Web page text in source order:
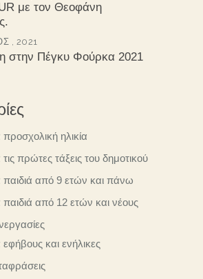
με τον Θεοφάνη
, 2021
στην Πέγκυ Φούρκα 2021
προσχολική ηλικία
τις πρώτες τάξεις του δημοτικού
παιδιά από 9 ετών και πάνω
παιδιά από 12 ετών και νέους
εφήβους και ενήλικες